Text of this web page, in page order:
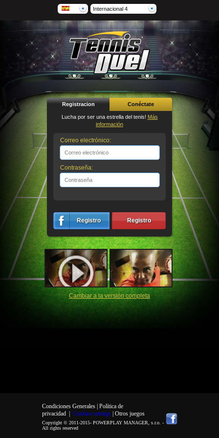
Internacional 4
Registracion Conéctate
Lucha por ser una estrella del tenis! Más
información
Correo electrónico:
Contraseña:
Registro Registro
Cambiar a la versión completa
Condiciones Generales | Política de
privacidad| Cookies settings | Otros juegos
Copyright © 2011-2015- POWERPLAY MANAGER, s.r.o. -
All rights reserved